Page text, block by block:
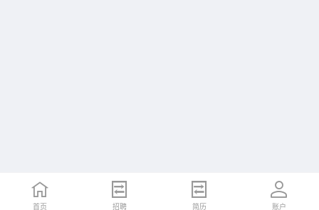
首页 招聘 简历 账户